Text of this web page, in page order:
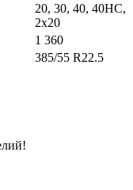
20, 30, 40, 40НС,
2x20
1 360
385/55 R22.5